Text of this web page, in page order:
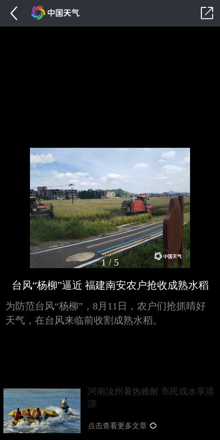
1/5
台风“杨柳”逼近 福建南安农户抢收成熟水稻
为防范台风“杨柳”，8月11日，农户们抢抓晴好
天气，在台风来临前收割成熟水稻。
河南汝州暑热难耐 市民戏水享清
凉
点击查看更多文章